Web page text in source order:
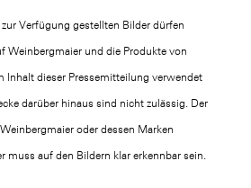
Verfügung gestellten Bilder dürfen
Weinbergmaier und die Produkte von
Inhalt dieser Pressemitteilung verwendet
darüber hinaus sind nicht zulässig. Der
oder dessen Marken
muss auf den Bildern klar erkennbar sein.